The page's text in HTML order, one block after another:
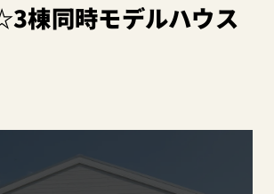
棟同時モデルハウス